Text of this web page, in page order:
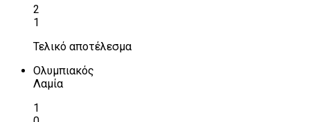
2
1
Τελικό αποτέλεσμα
Ολυμπιακός
Λαμία
1